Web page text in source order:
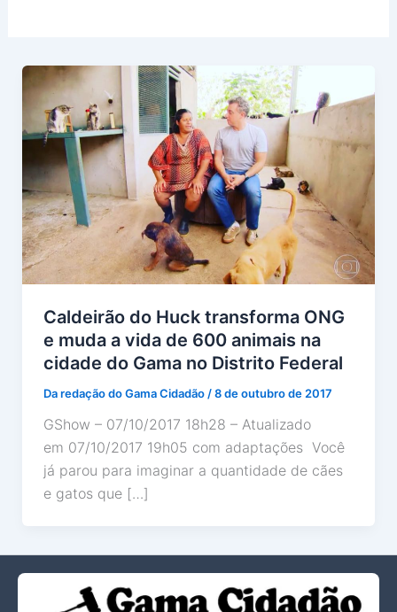
Caldeirão do Huck transforma ONG
e muda a vida de 600 animais na
cidade do Gama no Distrito Federal
Da redação do Gama Cidadão /8 de outubro de 2017
GShow – 07/10/2017 18h28 – Atualizado
em 07/10/2017 19h05 com adaptações Você
já parou para imaginar a quantidade de cães
e gatos que […]